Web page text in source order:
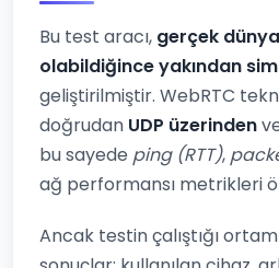
Bu test aracı, gerçek
olabildiğince yakından
geliştirilmiştir. WebRTC
doğrudan UDP üzerinden
bu sayede ping (RTT),
ağ performansı metrikleri
Ancak testin çalıştığı ortam